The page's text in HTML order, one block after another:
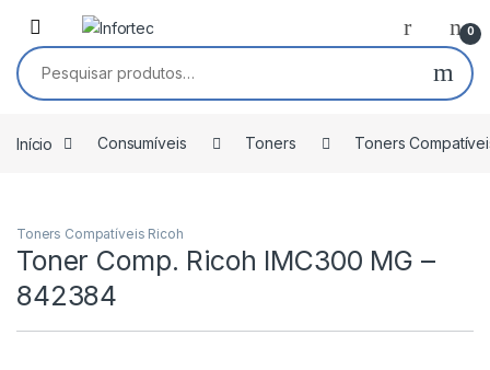
Saltar para navegação
Pular para o conteúdo
0
Pesquisar por:
Início Consumíveis Toners Toners
Toners Compatíveis Ricoh
Toner Comp. Ricoh IMC300 MG –
842384